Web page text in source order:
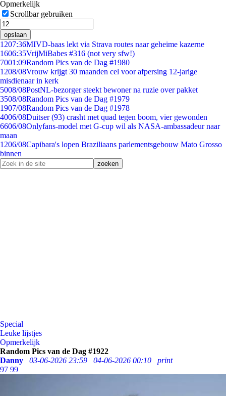
Opmerkelijk
Scrollbar gebruiken
opslaan
1207:36MIVD-baas lekt via Strava routes naar geheime kazerne
1606:35VrijMiBabes #316 (not very sfw!)
7001:09Random Pics van de Dag #1980
1208/08Vrouw krijgt 30 maanden cel voor afpersing 12-jarige
misdienaar in kerk
5008/08PostNL-bezorger steekt bewoner na ruzie over pakket
3508/08Random Pics van de Dag #1979
1907/08Random Pics van de Dag #1978
4006/08Duitser (93) crasht met quad tegen boom, vier gewonden
6606/08Onlyfans-model met G-cup wil als NASA-ambassadeur naar
maan
1206/08Capibara's lopen Braziliaans parlementsgebouw Mato Grosso
binnen
Special
Leuke lijstjes
Opmerkelijk
Random Pics van de Dag #1922
Danny
03-06-2026 23:59 04-06-2026 00:10
print
97 99